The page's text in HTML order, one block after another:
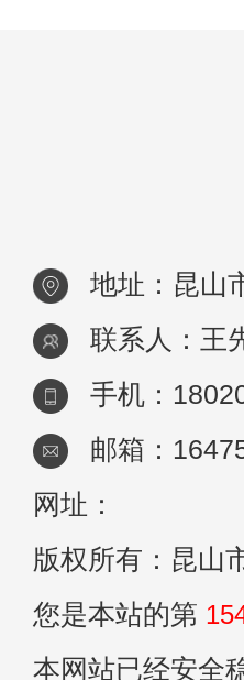
地址：昆山
联系人：王
手机：
邮箱：
网址：
版权所有：昆山
您是本站的第
本网站已经安全